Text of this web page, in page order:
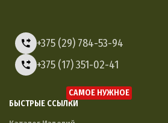
+375 (29) 784-53-94
+375 (17) 351-02-41
БЫСТРЫЕ ССЫЛКИ
САМОЕ НУЖНОЕ